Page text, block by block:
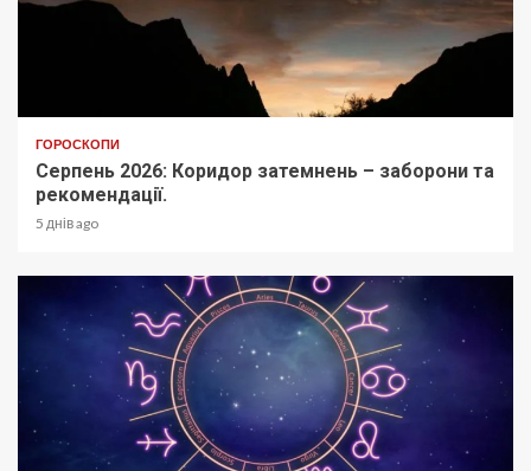
ГОРОСКОПИ
Серпень 2026: Коридор затемнень – заборони та
рекомендації.
5 днів ago